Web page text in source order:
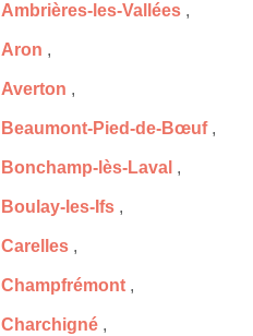
Ambrières-les-Vallées ,
Aron ,
Averton ,
Beaumont-Pied-de-Bœuf,
Bonchamp-lès-Laval ,
Boulay-les-Ifs ,
Carelles ,
Champfrémont ,
Charchigné ,